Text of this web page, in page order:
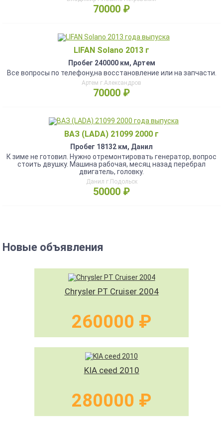
70000 ₽
LIFAN Solano 2013 г
Пробег 240000 км, Артем
Все вопросы по телефону,на восстановление или на запчасти.
Артем г.Александров
70000 ₽
ВАЗ (LADA) 21099 2000 г
Пробег 18132 км, Данил
К зиме не готовил. Нужно отремонтировать генератор, вопрос
стоить двушку. Машина рабочая, месяц назад перебрал
двигатель, головку.
Данил г.Подольск
50000 ₽
Новые объявления
Chrysler PT Cruiser 2004
260000 ₽
KIA ceed 2010
280000 ₽